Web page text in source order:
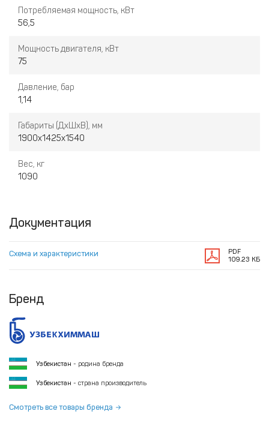
Потребляемая мощность, кВт
56,5
Мощность двигателя, кВт
75
Давление, бар
1,14
Габариты (ДхШхВ), мм
1900х1425х1540
Вес, кг
1090
Документация
Схема и характеристики
PDF
109.23 КБ
Бренд
Узбекистан - родина бренда
Узбекистан - страна производитель
Смотреть все товары бренда